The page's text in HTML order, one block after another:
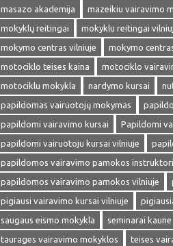
masazo akademija
mazeikiu vairavimo
mokyklų reitingai
mokyklu reitingai
mokymo centras vilniuje
mokymo
motociklo teises kaina
motociklo
motociklu mokykla
nardymo kursai
papildomas vairuotojų mokymas
papildomi vairavimo kursai
Papildomi
papildomi vairuotoju kursai vilniuje
papildomos vairavimo pamokos
papildomos vairavimo pamokos vilniuje
pigiausi vairavimo kursai vilniuje
saugaus eismo mokykla
seminarai kaune
taurages vairavimo mokyklos
teises